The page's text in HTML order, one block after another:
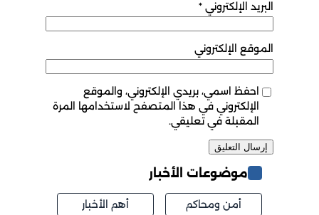
البريد الإلكتروني *
الموقع الإلكتروني
احفظ اسمي، بريدي الإلكتروني، والموقع
الإلكتروني في هذا المتصفح لاستخدامها المرة
المقبلة في تعليقي.
موضوعات الأخبار
أمن ومحاكم أهم الأخبار